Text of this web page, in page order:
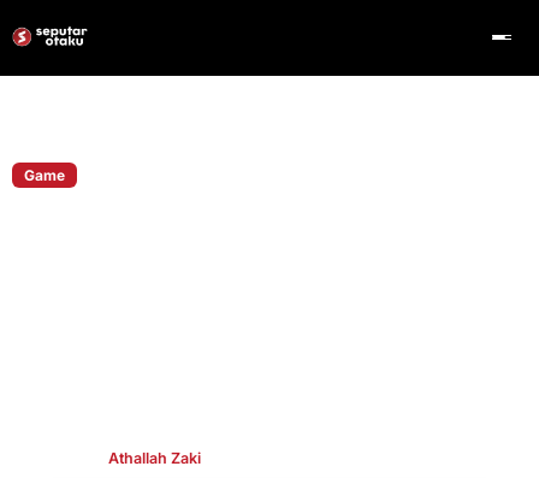
Game
Athallah Zaki